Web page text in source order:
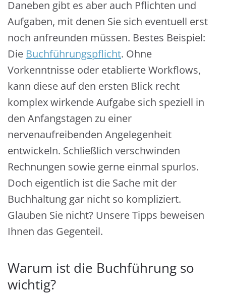
Daneben gibt es aber auch Pflichten und
Aufgaben, mit denen Sie sich eventuell erst
noch anfreunden müssen. Bestes Beispiel:
Die Buchführungspflicht. Ohne
Vorkenntnisse oder etablierte Workflows,
kann diese auf den ersten Blick recht
komplex wirkende Aufgabe sich speziell in
den Anfangstagen zu einer
nervenaufreibenden Angelegenheit
entwickeln. Schließlich verschwinden
Rechnungen sowie gerne einmal spurlos.
Doch eigentlich ist die Sache mit der
Buchhaltung gar nicht so kompliziert.
Glauben Sie nicht? Unsere Tipps beweisen
Ihnen das Gegenteil.
Warum ist die Buchführung so
wichtig?